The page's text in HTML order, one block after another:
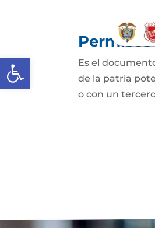
Abrir barra de herramientas
Es el
de la patria
o con un